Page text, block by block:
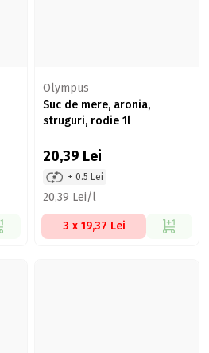
Olympus
Suc de mere, aronia,
struguri, rodie 1l
20,39 Lei
+ 0.5 Lei
20,39 Lei/l
3 x 19,37 Lei